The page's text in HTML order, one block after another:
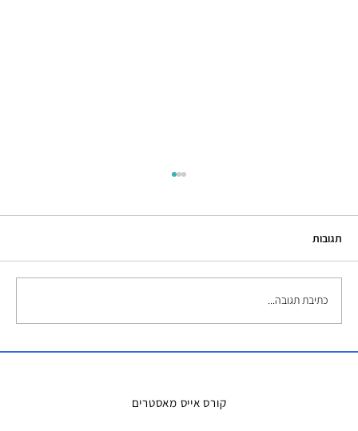
תגובות
כתיבת תגובה...
קורס אייס מאסטרים